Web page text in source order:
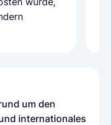
um den
internationales